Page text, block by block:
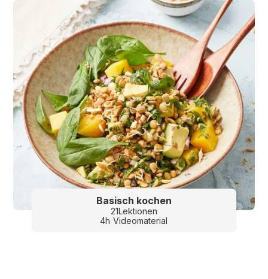
Basisch kochen
21Lektionen
4h Videomaterial